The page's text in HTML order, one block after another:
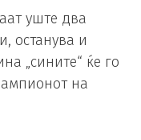
уште два
останува и
„сините“ ќе го
на